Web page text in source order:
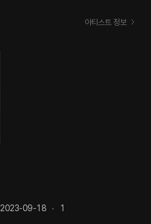
아티스트 정보
2023-09-18 1